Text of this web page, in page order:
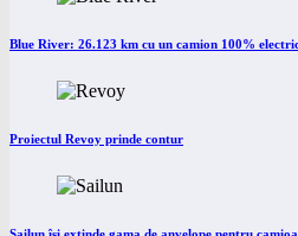
Blue River: 26.123 km cu un camion 100%
Proiectul Revoy prinde contur